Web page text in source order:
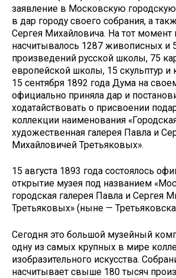
заявление в Московскую
в дар городу своего собрания, а
Сергея Михайловича. На тот момент
насчитывалось 1287 живописных и
произведений русской школы, 75
европейской школы, 15 скульптур и
15 сентября 1892 года Дума на
официально приняла дар и
ходатайствовать о присвоении
коллекции наименования
художественная галерея Павла и
Михайловичей Третьяковых».
15 августа 1893 года состоялось
открытие музея под названием
городская галерея Павла и Сергея
Третьяковых» (ныне —
Сегодня это большой музейный
одну из самых крупных в мире
изобразительного искусства.
насчитывает свыше 180 тысяч